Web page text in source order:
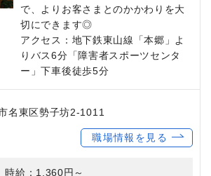
で、よりお客さまとのかかわりを大
切にできます◎
アクセス：地下鉄東山線「本郷」よ
りバス6分「障害者スポーツセンタ
ー」下車後徒歩5分
名東区勢子坊2-1011
職場情報を見る
給：1,360円～